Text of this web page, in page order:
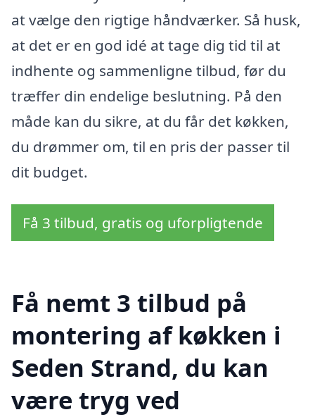
at vælge den rigtige håndværker. Så husk,
at det er en god idé at tage dig tid til at
indhente og sammenligne tilbud, før du
træffer din endelige beslutning. På den
måde kan du sikre, at du får det køkken,
du drømmer om, til en pris der passer til
dit budget.
Få 3 tilbud, gratis og uforpligtende
Få nemt 3 tilbud på
montering af køkken i
Seden Strand, du kan
være tryg ved